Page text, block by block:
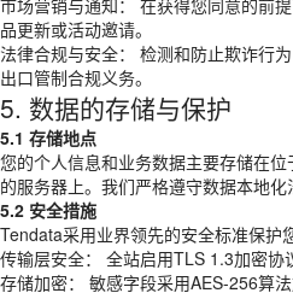
市场营销与通知： 在获得您同意的前
品更新或活动邀请。
法律合规与安全： 检测和防止欺诈行
出口管制合规义务。
5. 数据的存储与保护
5.1 存储地点
您的个人信息和业务数据主要存储在
的服务器上。我们严格遵守数据本地化
5.2 安全措施
Tendata采用业界领先的安全标准保护
传输层安全： 全站启用TLS 1.3加密协
存储加密： 敏感字段采用AES-256算法